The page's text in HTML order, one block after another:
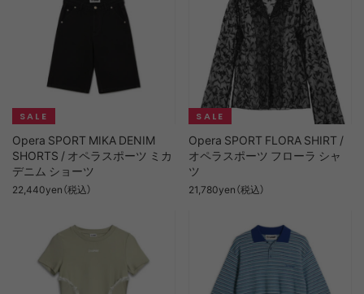
Opera SPORT MIKA DENIM
SHORTS / オペラスポーツ ミカ
デニム ショーツ
22,440yen（税込）
Opera SPORT FLORA SHIRT /
オペラスポーツ フローラ シャ
ツ
21,780yen（税込）